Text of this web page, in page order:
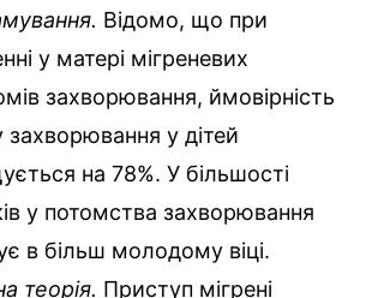
Відомо, що при
у матері мігреневих
захворювання, ймовірність
захворювання у дітей
на 78%. У більшості
у потомства захворювання
в більш молодому віці.
теорія. Приступ мігрені